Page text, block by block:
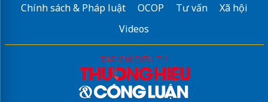
Chính sách & Pháp luật
OCOP Tư vấn
Xã hội
Videos